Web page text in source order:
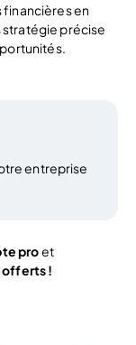
financières en
précise
entreprise
proet
!